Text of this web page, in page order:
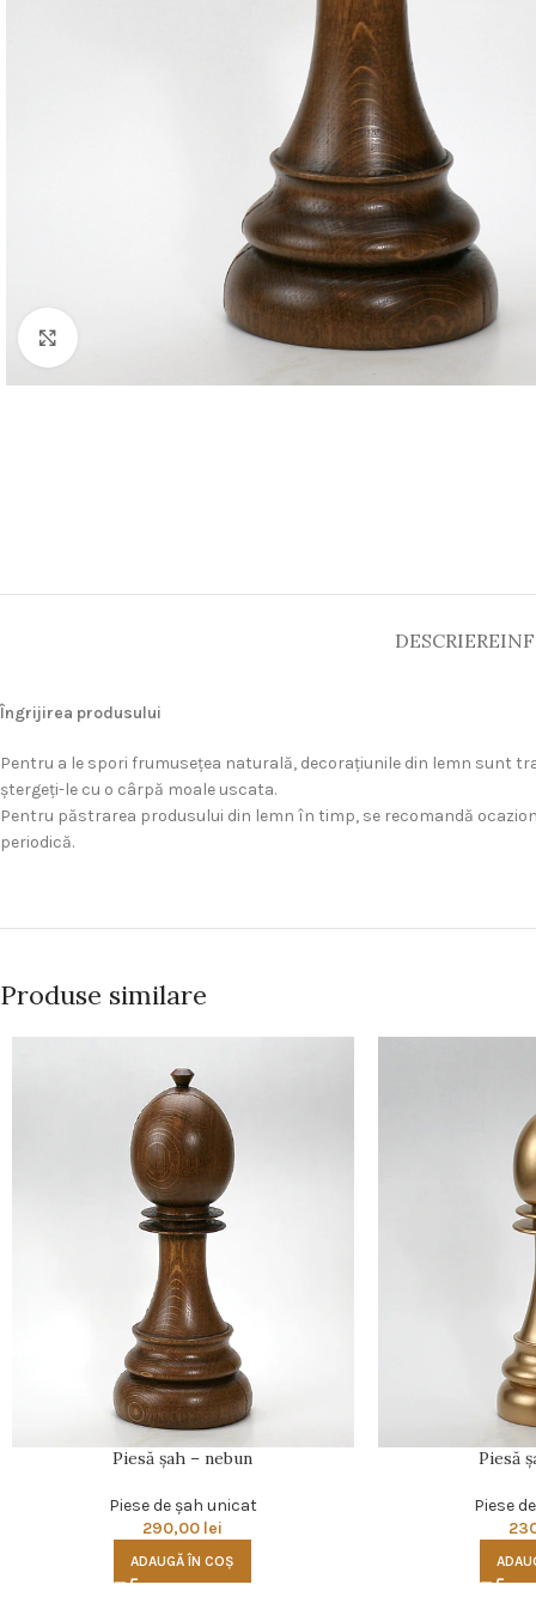
DESCRIERE
Îngrijirea produsului
Pentru a le spori frumuseţea naturală, decoraţiunile din lemn sunt
ştergeţi-le cu o cârpă moale uscata.
Pentru păstrarea produsului din lemn în timp, se recomandă
periodică.
Produse similare
Piesă şah – nebun
Piese de şah unicat
290,00 lei
ADAUGĂ ÎN COȘ
Piesă
Piese